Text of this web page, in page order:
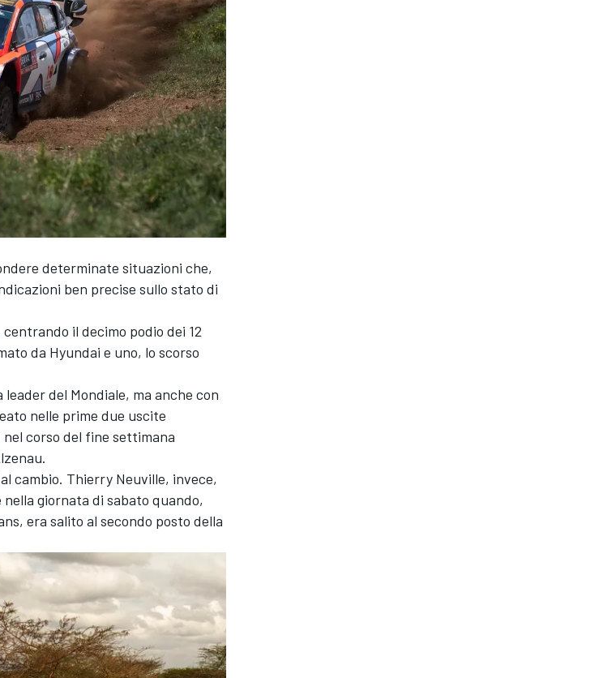
determinate situazioni che,
ben precise sullo stato di
il decimo podio dei 12
da Hyundai e uno, lo scorso
del Mondiale, ma anche con
nelle prime due uscite
corso del fine settimana
cambio. Thierry Neuville, invece,
giornata di sabato quando,
era salito al secondo posto della